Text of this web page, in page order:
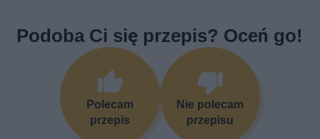
Podoba Ci się przepis? Oceń go!
Polecam
przepis
Nie polecam
przepisu